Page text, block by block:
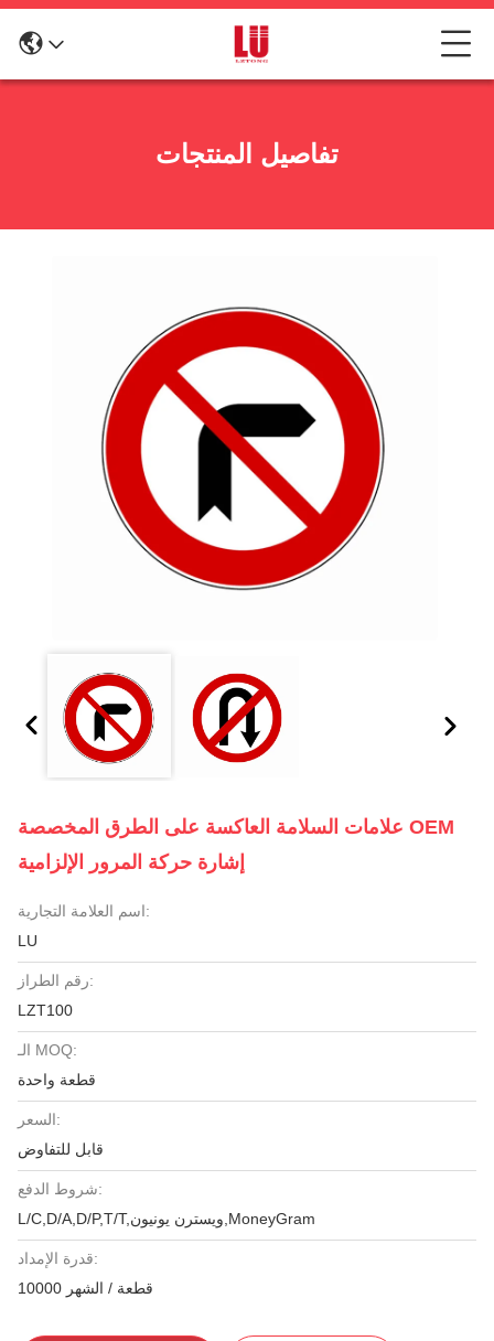
تفاصيل المنتجات
علامات السلامة العاكسة على الطرق المخصصة OEM
إشارة حركة المرور الإلزامية
اسم العلامة التجارية:
LU
رقم الطراز:
LZT100
الـ MOQ:
قطعة واحدة
السعر:
قابل للتفاوض
شروط الدفع:
L/C,D/A,D/P,T/T,ويسترن يونيون,MoneyGram
قدرة الإمداد:
10000 قطعة / الشهر